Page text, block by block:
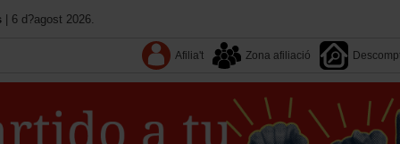
| 6 d?agost 2026.
Afilia't Zona afiliació